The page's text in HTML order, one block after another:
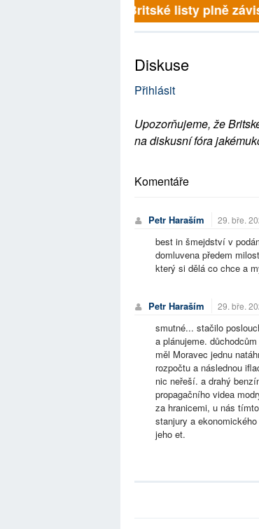
Britské listy plně
Diskuse
Přihlásit
Upozorňujeme, že
na diskusní fóra
Komentáře
Petr Haraším 29. bře.
best in šmejdství v
domluvena předem
který si dělá co chce a
Petr Haraším 29. bře.
smutné... stačilo
a plánujeme.
měl Moravec jednu
rozpočtu a následnou
nic neřeší. a drahý
propagačního videa
za hranicemi, u nás
stanjury a
jeho et.